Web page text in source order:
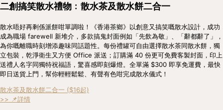
二創搞笑散水禮物﹕散水茶及散水餅二合一
散水唔好再剩係派餅咁單調啦！《香港茶鄉》以創意又搞笑嘅散水設計，成功
成為職場 farewell 新堆介，多款搞鬼封面例如「先飲為敬」、「辭都辭了」，
為你嘅離職時刻增添趣味同話題性。每份禮罐可自由選擇散水茶同散水餅，獨
立包裝，乾淨衛生又方便 Office 派送；訂購滿 40 份更可免費客製封面，印上
送禮人名字同獨特祝福語，驚喜感即刻爆燈。全單滿 $300 即享免運費，最快
即日送貨上門，幫你輕輕鬆鬆、有聲有色咁完成散水儀式！
散水茶及散水餅二合一 ($16起)
>> 📌詳情